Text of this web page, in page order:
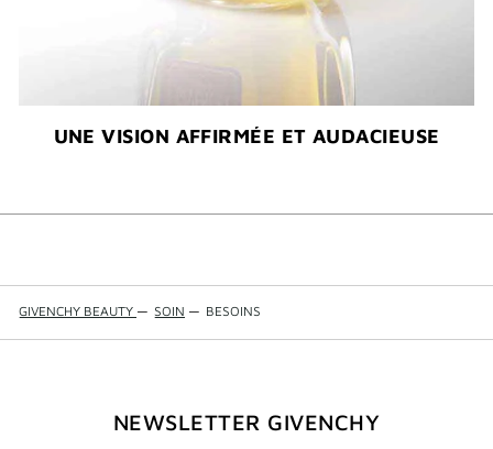
UNE VISION AFFIRMÉE ET AUDACIEUSE​
GIVENCHY BEAUTY — SOIN — BESOINS
NEWSLETTER GIVENCHY